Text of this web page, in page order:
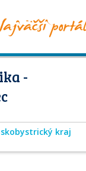
-
kraj